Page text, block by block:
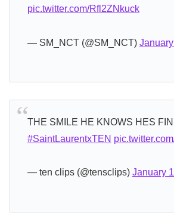
pic.twitter.com/Rfl2ZNkuck
— SM_NCT (@SM_NCT)
THE SMILE HE KNOWS HES
#SaintLaurentxTEN
— ten clips (@tensclips) January